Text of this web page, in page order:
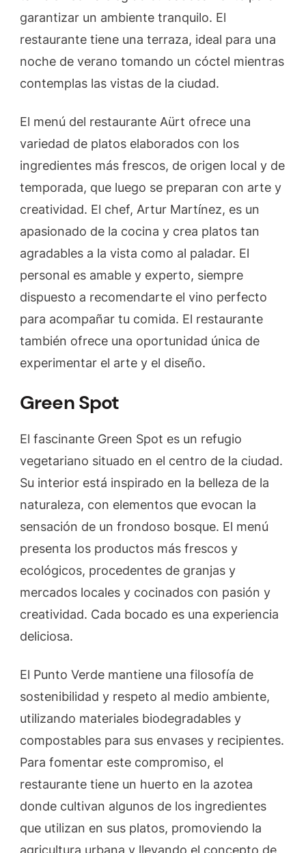
garantizar un ambiente tranquilo. El
restaurante tiene una terraza, ideal para una
noche de verano tomando un cóctel mientras
contemplas las vistas de la ciudad.
El menú del restaurante Aürt ofrece una
variedad de platos elaborados con los
ingredientes más frescos, de origen local y de
temporada, que luego se preparan con arte y
creatividad. El chef, Artur Martínez, es un
apasionado de la cocina y crea platos tan
agradables a la vista como al paladar. El
personal es amable y experto, siempre
dispuesto a recomendarte el vino perfecto
para acompañar tu comida. El restaurante
también ofrece una oportunidad única de
experimentar el arte y el diseño.
Green Spot
El fascinante Green Spot es un refugio
vegetariano situado en el centro de la ciudad.
Su interior está inspirado en la belleza de la
naturaleza, con elementos que evocan la
sensación de un frondoso bosque. El menú
presenta los productos más frescos y
ecológicos, procedentes de granjas y
mercados locales y cocinados con pasión y
creatividad. Cada bocado es una experiencia
deliciosa.
El Punto Verde mantiene una filosofía de
sostenibilidad y respeto al medio ambiente,
utilizando materiales biodegradables y
compostables para sus envases y recipientes.
Para fomentar este compromiso, el
restaurante tiene un huerto en la azotea
donde cultivan algunos de los ingredientes
que utilizan en sus platos, promoviendo la
agricultura urbana y llevando el concepto de